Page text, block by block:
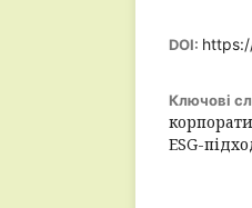
DOI:
Ключові
ESG-